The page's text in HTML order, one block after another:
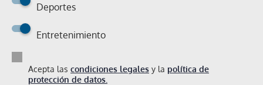
Deportes
Entretenimiento
Acepta las condiciones legales y la política de
protección de datos.